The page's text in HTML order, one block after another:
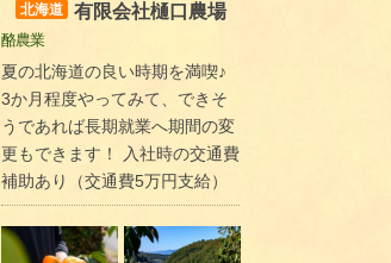
北海道 有限会社樋口農場
酪農業
夏の北海道の良い時期を満喫♪
3か月程度やってみて、できそ
うであれば長期就業へ期間の変
更もできます！ 入社時の交通費
補助あり（交通費5万円支給）